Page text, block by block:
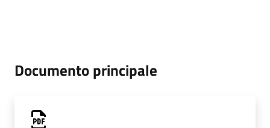
Documento principale